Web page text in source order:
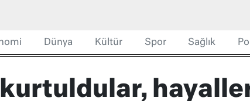
Dünya Kültür Spor Sağlık
kurtuldular,